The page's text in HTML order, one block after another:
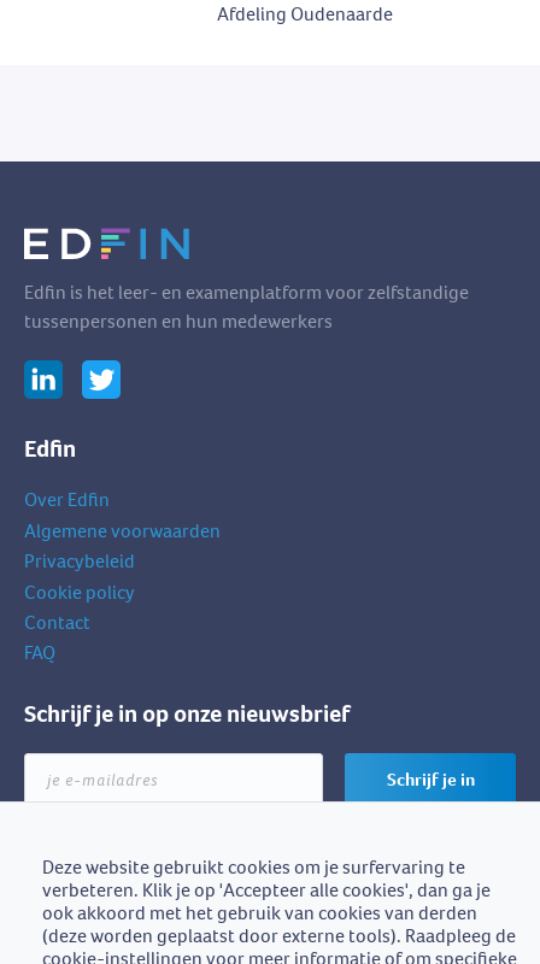
Afdeling Oudenaarde
Edfin is het leer- en examenplatform voor zelfstandige
tussenpersonen en hun medewerkers
Edfin
Over Edfin
Algemene voorwaarden
Privacybeleid
Cookie policy
Contact
FAQ
Schrijf je in op onze nieuwsbrief
mailadres
Schrijf je in
Edfin is een initiatief van
BZB-Fedafin
Deze website gebruikt cookies om je surfervaring te
verbeteren. Klik je op 'Accepteer alle cookies', dan ga je
ook akkoord met het gebruik van cookies van derden
(deze worden geplaatst door externe tools). Raadpleeg de
cookie-instellingen voor meer informatie of om specifieke